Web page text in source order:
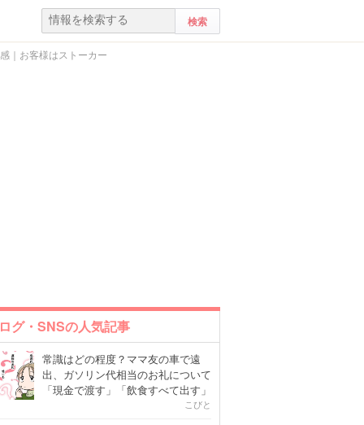
｜お客様はストーカー
グ・SNSの人気記事
常識はどの程度？ママ友の車で遠
出、ガソリン代相当のお礼について
「現金で渡す」「飲食すべて出す」
こびと